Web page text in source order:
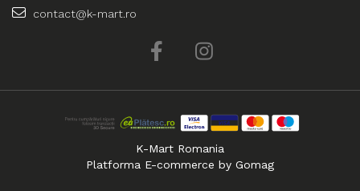
contact@k-mart.ro
K-Mart Romania
Platforma E-commerce by Gomag